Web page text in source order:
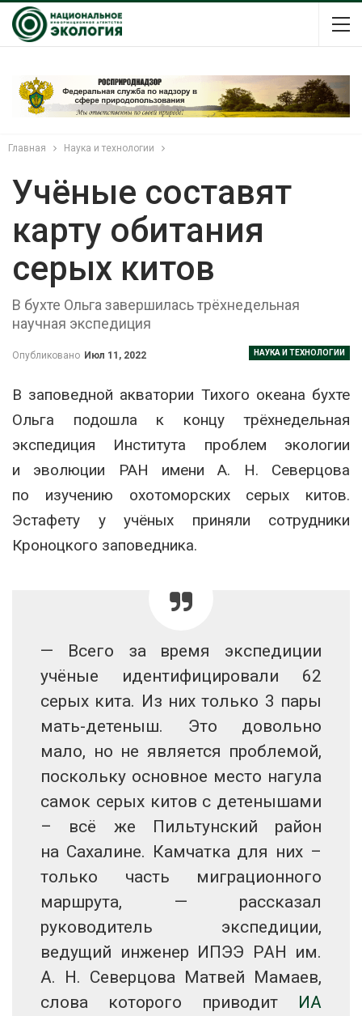
Главная Наука и технологии
Учёные составят
карту обитания
серых китов
В бухте Ольга завершилась трёхнедельная
научная экспедиция
НАУКА И ТЕХНОЛОГИИ
Опубликовано Июл 11, 2022
В заповедной акватории Тихого океана бухте
Ольга подошла к концу трёхнедельная
экспедиция Института проблем экологии
и эволюции РАН имени А. Н. Северцова
по изучению охотоморских серых китов.
Эстафету у учёных приняли сотрудники
Кроноцкого заповедника.
— Всего за время экспедиции
учёные идентифицировали 62
серых кита. Из них только 3 пары
мать-детеныш. Это довольно
мало, но не является проблемой,
поскольку основное место нагула
самок серых китов с детенышами
– всё же Пильтунский район
на Сахалине. Камчатка для них –
только часть миграционного
маршрута, — рассказал
руководитель экспедиции,
ведущий инженер ИПЭЭ РАН им.
А. Н. Северцова Матвей Мамаев,
слова которого приводит ИА